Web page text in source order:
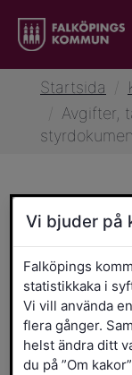
Startsida
Avgifter,
Avgifter,
och
Det här
Sökord
Vi bjuder på
Falköpings
statistikkaka i
Vi vill använda
flera gånger.
helst ändra ditt
du på ”Om